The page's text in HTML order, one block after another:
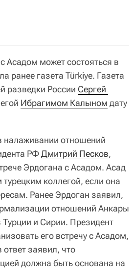
Асадом может состояться в
ранее газета Türkiye. Газета
разведки России Сергей
Ибрагимом Калыном дату
налаживании отношений
РФДмитрий Песков,
Эрдогана с Асадом. Асад
коллегой, если она
Ранее Эрдоган заявил,
отношений Анкары
и Сирии. Президент
его встречу с Асадом,
заявил, что
должна быть основана на